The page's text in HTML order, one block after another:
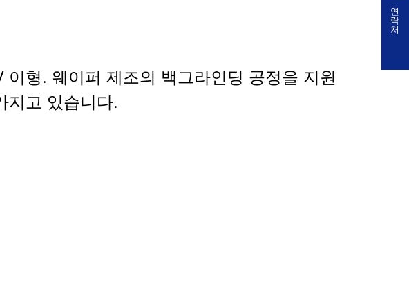
이형. 웨이퍼 제조의 백그라인딩 공정을 지원
지고 있습니다.
연락처